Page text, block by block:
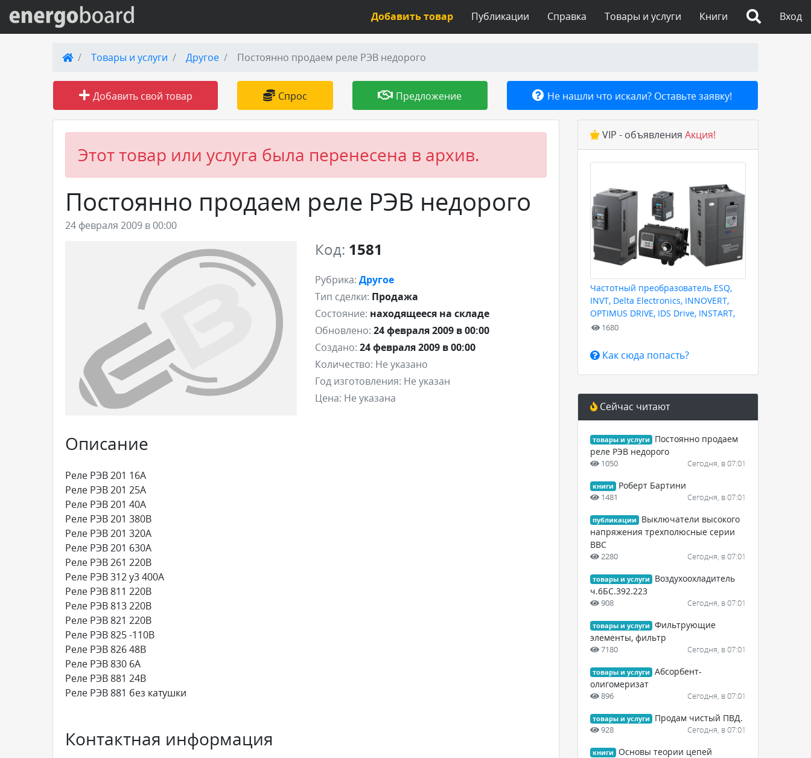
Вход на сайт
Поиск по сайту
Публикации
Вход
Книги
Товары и услуги
Справка
Публикации
Добавить товар
Товары и услуги Другое Постоянно продаем реле РЭВ недорого
Добавить свой товар Спрос Предложение Не нашли что искали? Оставьте заявку!
Этот товар или услуга была перенесена в архив.
Постоянно продаем реле РЭВ недорого
24 февраля 2009 в 00:00
Код: 1581
Рубрика: Другое
Тип сделки: Продажа
Состояние: находящееся на складе
Обновлено: 24 февраля 2009 в 00:00
Создано: 24 февраля 2009 в 00:00
Количество: Не указано
Год изготовления: Не указан
Цена: Не указана
Описание
Реле РЭВ 201 16А
Реле РЭВ 201 25А
Реле РЭВ 201 40А
Реле РЭВ 201 380В
Реле РЭВ 201 320А
Реле РЭВ 201 630А
Реле РЭВ 261 220В
Реле РЭВ 312 у3 400А
Реле РЭВ 811 220В
Реле РЭВ 813 220В
Реле РЭВ 821 220В
Реле РЭВ 825 -110В
Реле РЭВ 826 48В
Реле РЭВ 830 6А
Реле РЭВ 881 24В
Реле РЭВ 881 без катушки
Контактная информация
VIP - объявления Акция!
Частотный преобразователь ESQ,
INVT, Delta Electronics, INNOVERT,
OPTIMUS DRIVE, IDS Drive, INSTART,
HYUNDAI для любых задач
1680
Как сюда попасть?
Сейчас читают
товары и услуги
Постоянно продаем
реле РЭВ недорого
1050 Сегодня, в 07:01
книги Роберт Бартини
1481 Сегодня, в 07:01
публикации
Выключатели высокого
напряжения трехполюсные серии
ВВС
2280 Сегодня, в 07:01
товары и услуги
Воздухоохладитель
ч.6БС.392.223
908 Сегодня, в 07:01
товары и услуги
Фильтрующие
элементы, фильтр
7180 Сегодня, в 07:01
товары и услуги
Абсорбент-
олигомеризат
896 Сегодня, в 07:01
товары и услуги Продам чистый ПВД.
928 Сегодня, в 07:01
книги
Основы теории цепей